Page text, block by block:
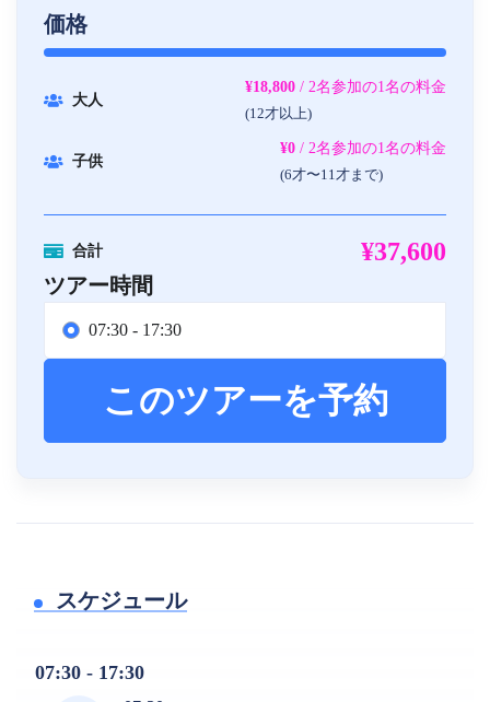
価格
大人
¥18,800 / 2名参加の1名の料金
(12才以上)
子供
¥0 / 2名参加の1名の料金
(6才〜11才まで)
合計 ¥37,600
ツアー時間
07:30 - 17:30
このツアーを予約
スケジュール
07:30 - 17:30